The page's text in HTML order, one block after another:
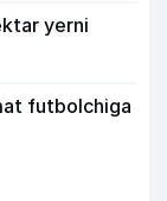
yerni
futbolchiga